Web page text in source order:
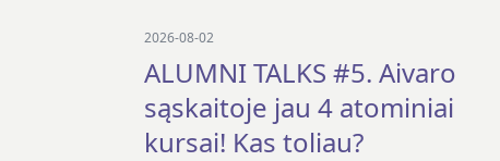
2026-08-02
ALUMNI TALKS #5. Aivaro
sąskaitoje jau 4 atominiai
kursai! Kas toliau?